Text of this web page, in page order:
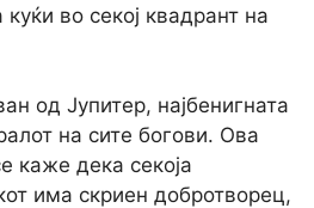
во секој квадрант на
од Јупитер, најбенигната
на сите богови. Ова
каже дека секоја
има скриен добротворец,